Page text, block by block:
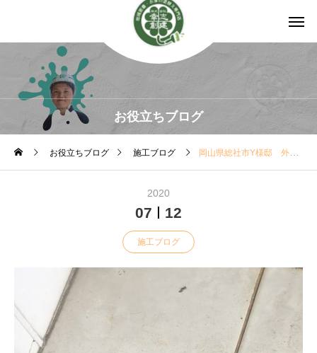
お役立ちブログ
お役立ちブログ 施工ブログ 岡山県総社市Y様邸 外壁塗装前の準備
2020
07 12
施工ブログ